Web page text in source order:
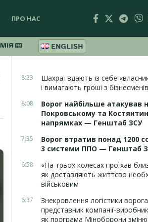
ПРО НАС
ENGLISH
8:23
Шахраї вдають із себе
і вимагають гроші з бізнесменів
8:08
Ворог найбільше атакував
Покровському та
напрямках — Генштаб ЗСУ
7:35
Ворог втратив понад 1200
3 системи ППО — Генштаб
6:58
«На трьох колесах проїхав
як доставляють життєво
військовим
6:37
Знекровлення логістики
представник компанії-
як програма Міноборони